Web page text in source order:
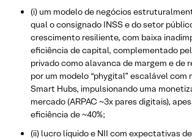
(i) um modelo de negócios
qual o consignado INSS e do setor
crescimento resiliente, com baixa
eficiência de capital, complementado
privado como alavanca de margem e de
por um modelo “phygital” escalável com
Smart Hubs, impulsionando uma
mercado (ARPAC ~3x pares digitais),
eficiência de ~40%;
(ii) lucro líquido e NII com expectativas